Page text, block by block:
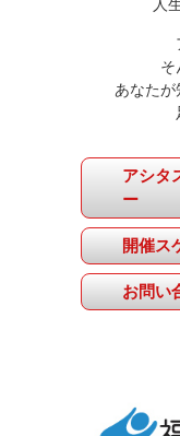
人
そ
あなたが
アシタ
ー
開催ス
お問い